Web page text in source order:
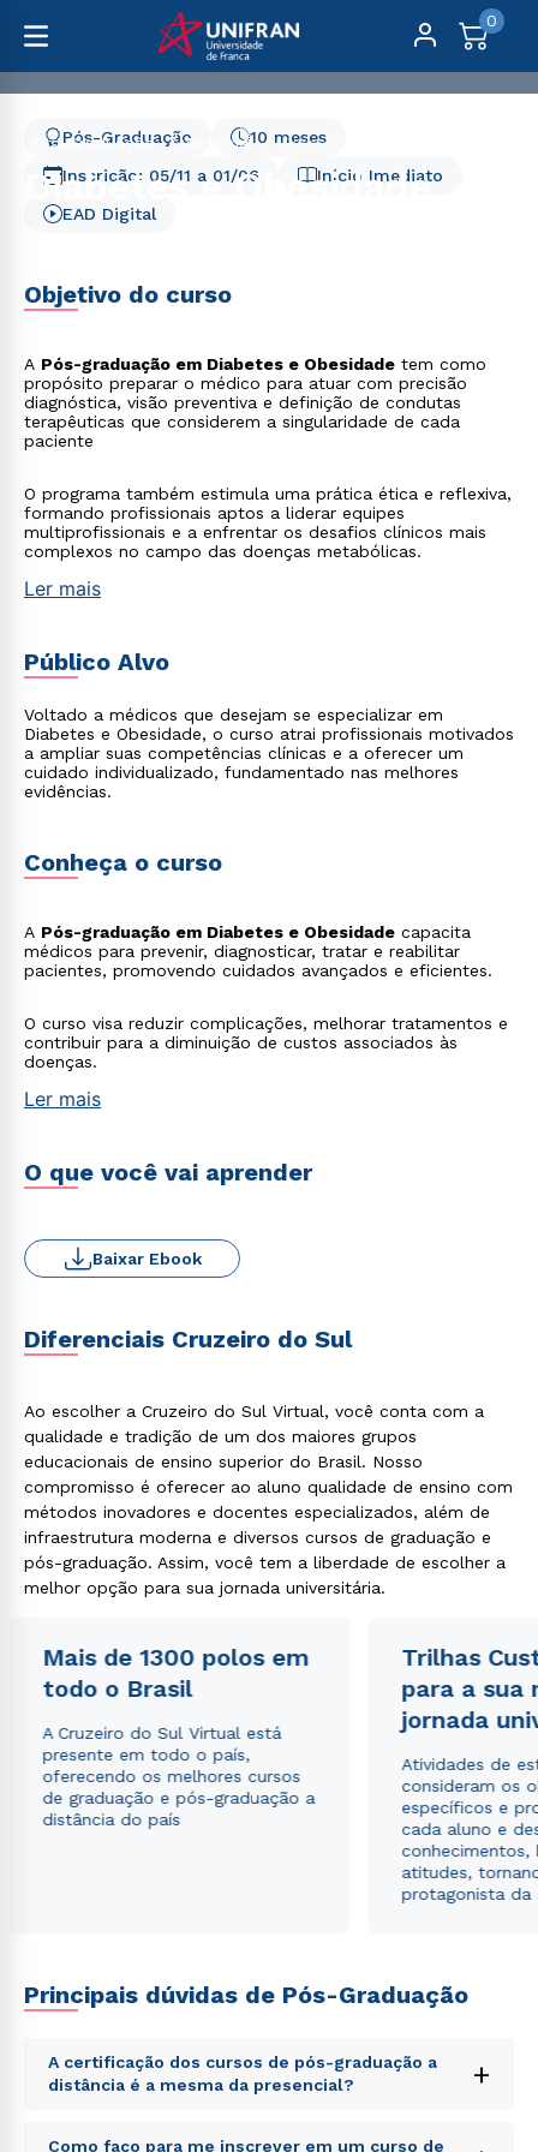
0
Pós-Graduação Medicina Diabetes e Obesidade
Diabetes e Obesidade
Início Imediato
10 meses
Pós-Graduação
EAD Digital
Inscrição: 05/11 a 01/06
Objetivo do curso
A Pós-graduação em Diabetes e Obesidade tem como
propósito preparar o médico para atuar com precisão
diagnóstica, visão preventiva e definição de condutas
terapêuticas que considerem a singularidade de cada
paciente
O programa também estimula uma prática ética e reflexiva,
formando profissionais aptos a liderar equipes
multiprofissionais e a enfrentar os desafios clínicos mais
complexos no campo das doenças metabólicas.
Ler mais
Público Alvo
Voltado a médicos que desejam se especializar em
Diabetes e Obesidade, o curso atrai profissionais motivados
a ampliar suas competências clínicas e a oferecer um
cuidado individualizado, fundamentado nas melhores
evidências.
Conheça o curso
A Pós-graduação em Diabetes e Obesidade capacita
médicos para prevenir, diagnosticar, tratar e reabilitar
pacientes, promovendo cuidados avançados e eficientes.
O curso visa reduzir complicações, melhorar tratamentos e
contribuir para a diminuição de custos associados às
doenças.
Ler mais
O que você vai aprender
Baixar Ebook
Diferenciais Cruzeiro do Sul
Ao escolher a Cruzeiro do Sul Virtual, você conta com a
qualidade e tradição de um dos maiores grupos
educacionais de ensino superior do Brasil. Nosso
compromisso é oferecer ao aluno qualidade de ensino com
métodos inovadores e docentes especializados, além de
infraestrutura moderna e diversos cursos de graduação e
pós-graduação. Assim, você tem a liberdade de escolher a
melhor opção para sua jornada universitária.
Mais de 1300 polos em
todo o Brasil
A Cruzeiro do Sul Virtual está
presente em todo o país,
oferecendo os melhores cursos
de graduação e pós-graduação a
distância do país
Trilhas
para a sua
jornada
Atividades de
consideram os
específicos e
cada aluno e
conhecimentos,
atitudes,
protagonista da
Principais dúvidas de Pós-Graduação
A certificação dos cursos de pós-graduação a
distância é a mesma da presencial?
+
Sed ut perspiciatis unde omnis iste natus error sit
Como faço para me inscrever em um curso de